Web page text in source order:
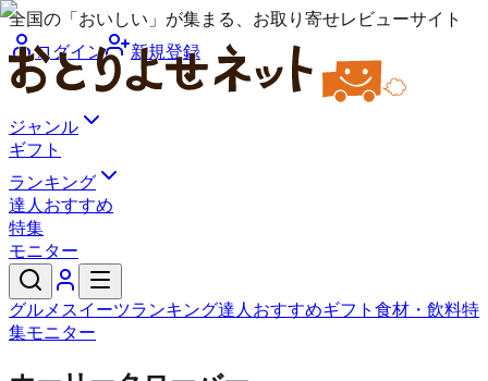
全国の「おいしい」が集まる、お取り寄せレビューサイト
ログイン
新規登録
ジャンル
ギフト
ランキング
達人おすすめ
特集
モニター
グルメ スイーツランキング達人おすすめギフト 食材・飲料特
集モニター